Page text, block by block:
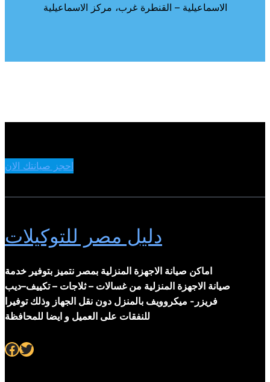
الاسماعيلية – القنطرة غرب، مركز الاسماعيلية
احجز صيانتك الان
دليل مصر للتوكيلات
اماكن صيانة الاجهزة المنزلية بمصر نتميز بتوفير خدمة
صيانة الاجهزة المنزلية من غسالات – ثلاجات – تكييف–ديب
فريزر- ميكروويف بالمنزل دون نقل الجهاز وذلك توفيرا
للنفقات على العميل و ايضا للمحافظة
Facebook Twitter